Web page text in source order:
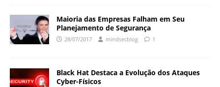
Maioria das Empresas Falham em Seu
Planejamento de Segurança
28/07/2017 mindsecblog 1
Black Hat Destaca a Evolução dos Ataques
Cyber-Físicos